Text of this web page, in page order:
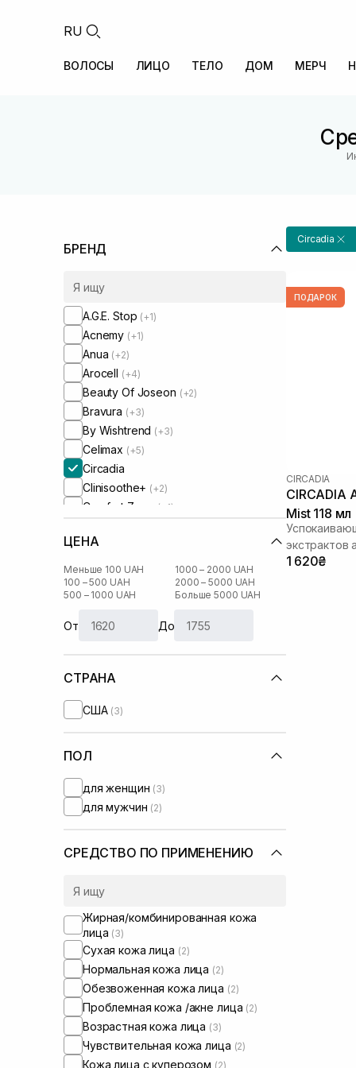
RU
ВОЛОСЫ ЛИЦО ТЕЛО ДОМ МЕРЧ
БРЕНД
A.G.E. Stop (+1)
Acnemy (+1)
Anua (+2)
Arocell (+4)
Beauty Of Joseon (+2)
Bravura (+3)
By Wishtrend (+3)
Celimax (+5)
Circadia
Clinisoothe+ (+2)
Comfort Zone (+1)
Cosmedix
Cu Skin (+8)
DCL (+2)
DMK(+4)
Dear, Klairs (+9)
Dr. Ceuracle
Geek and Gorgeous
HydroPeptide
I'm From(+14)
IS Clinical
Lalarecipe(+5)
Manyo Factory
Medicube(+3)
Medik8 (+5)
Numbuzin
Purito (+1)
Question and Answer
Real Barrier(+2)
Rejuran(+1)
Rosy Drop(+1)
Round Lab(+4)
Skin1004(+3)
Sorted Skin(+1)
ЦЕНА
Меньше 100 UAH
100 – 500 UAH
500 – 1000 UAH
1000 – 2000 UAH
2000 – 5000 UAH
Больше 5000 UAH
От До
СТРАНА
США (3)
ПОЛ
для женщин (3)
для мужчин (2)
СРЕДСТВО ПО ПРИМЕНЕНИЮ
Жирная/комбинированная кожа
лица (3)
Сухая кожа лица (2)
Нормальная кожа лица (2)
Обезвоженная кожа лица (2)
Проблемная кожа /акне лица (2)
Возрастная кожа лица (3)
Чувствительная кожа лица (2)
Кожа лица с куперозом (2)
Circadia
ПОДАРОК
CIRCADIA
CIRCADIA Aloe & Calendula Calming
Mist 118 мл
экстрактов
1 620₴